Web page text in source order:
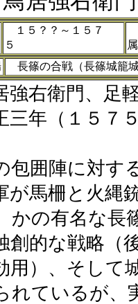
１５？？～１５７
５
長篠の合戦（長篠城籠
右衛門、足
年（１５７５
囲陣に対する
が馬柵と火縄
かの有名な
創的な戦略（
用）、そして
れているが、